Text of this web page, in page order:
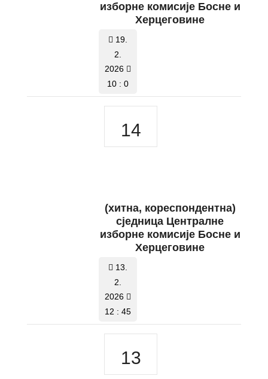
изборне комисије Босне и
Херцеговине
19.
2.
2026
10 : 0
14
(хитнa, кореспондентнa)
сједницa Централне
изборне комисије Босне и
Херцеговине
13.
2.
2026
12 : 45
13